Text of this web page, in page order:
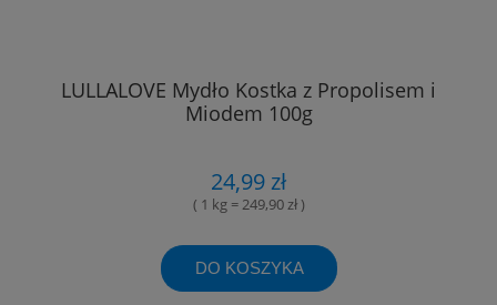
LULLALOVE Mydło Kostka z Propolisem i
Miodem 100g
24,99 zł
( 1 kg = 249,90 zł )
DO KOSZYKA